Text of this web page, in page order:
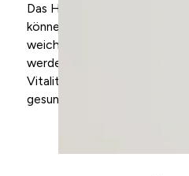
Das Hautbild wirkt frischer,
können teilweise vollständig
weicher wirken und die
werden geglättet, Poren
Vitalität. Hautdefekte, wie
gesunder Zellen positiv